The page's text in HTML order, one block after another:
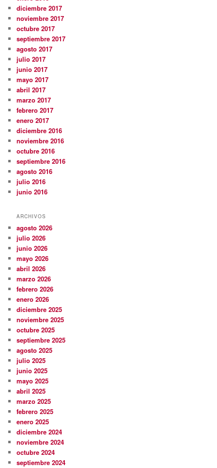
diciembre 2017
noviembre 2017
octubre 2017
septiembre 2017
agosto 2017
julio 2017
junio 2017
mayo 2017
abril 2017
marzo 2017
febrero 2017
enero 2017
diciembre 2016
noviembre 2016
octubre 2016
septiembre 2016
agosto 2016
julio 2016
junio 2016
ARCHIVOS
agosto 2026
julio 2026
junio 2026
mayo 2026
abril 2026
marzo 2026
febrero 2026
enero 2026
diciembre 2025
noviembre 2025
octubre 2025
septiembre 2025
agosto 2025
julio 2025
junio 2025
mayo 2025
abril 2025
marzo 2025
febrero 2025
enero 2025
diciembre 2024
noviembre 2024
octubre 2024
septiembre 2024